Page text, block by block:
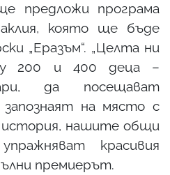
предложи програма
която ще бъде
„Еразъм“. „Целта ни
200 и 400 деца –
да посещават
запознаят на място с
история, нашите общи
красивия
премиерът.